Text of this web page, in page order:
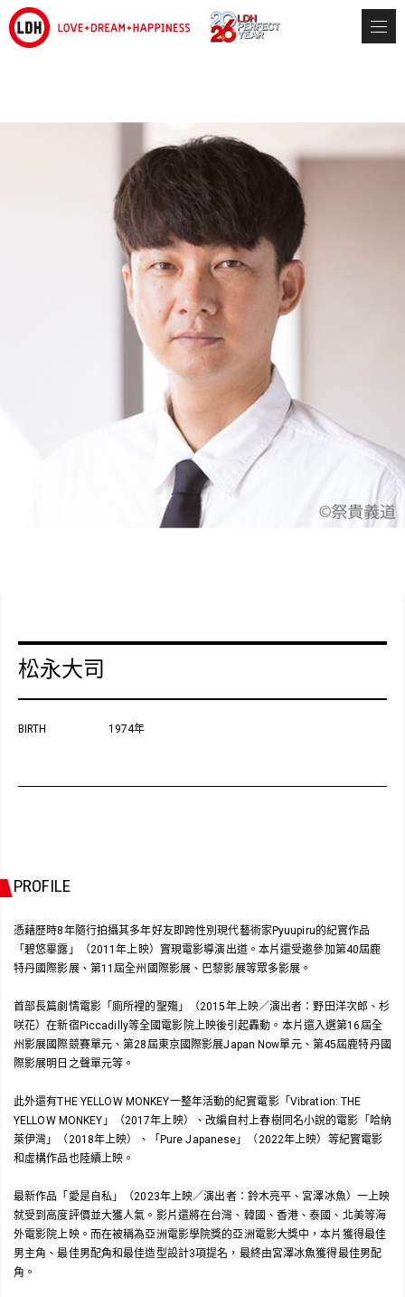
松永大司
BIRTH 1974年
PROFILE
憑藉歷時8年隨行拍攝其多年好友即跨性別現代藝術家Pyuupiru的紀實作品
「碧悠畢露」（2011年上映）實現電影導演出道。本片還受邀參加第40屆鹿
特丹國際影展、第11屆全州國際影展、巴黎影展等眾多影展。
首部長篇劇情電影「廁所裡的聖殤」（2015年上映／演出者：野田洋次郎、杉
咲花）在新宿Piccadilly等全國電影院上映後引起轟動。本片還入選第16屆全
州影展國際競賽單元、第28屆東京國際影展Japan Now單元、第45屆鹿特丹國
際影展明日之聲單元等。
此外還有THE YELLOW MONKEY一整年活動的紀實電影「Vibration: THE
YELLOW MONKEY」（2017年上映）、改編自村上春樹同名小說的電影「哈納
萊伊灣」（2018年上映）、「Pure Japanese」（2022年上映）等紀實電影
和虛構作品也陸續上映。
最新作品「愛是自私」（2023年上映／演出者：鈴木亮平、宮澤冰魚）一上映
就受到高度評價並大獲人氣。影片還將在台灣、韓國、香港、泰國、北美等海
外電影院上映。而在被稱為亞洲電影學院獎的亞洲電影大獎中，本片獲得最佳
男主角、最佳男配角和最佳造型設計3項提名，最終由宮澤冰魚獲得最佳男配
角。